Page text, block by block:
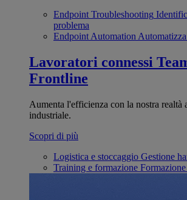
Endpoint Troubleshooting
problema
Endpoint Automation
Lavoratori connessi
Frontline
Aumenta l'efficienza con la nostra realtà
industriale.
Scopri di più
Logistica e stoccaggio Gestione
Training e formazione